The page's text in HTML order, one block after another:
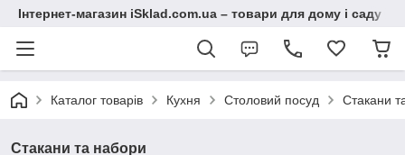
Інтернет-магазин iSklad.com.ua – товари для дому і саду
Каталог товарів Кухня Столовий посуд Стакани
Стакани та набори